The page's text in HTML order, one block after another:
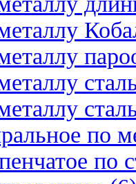
по
по